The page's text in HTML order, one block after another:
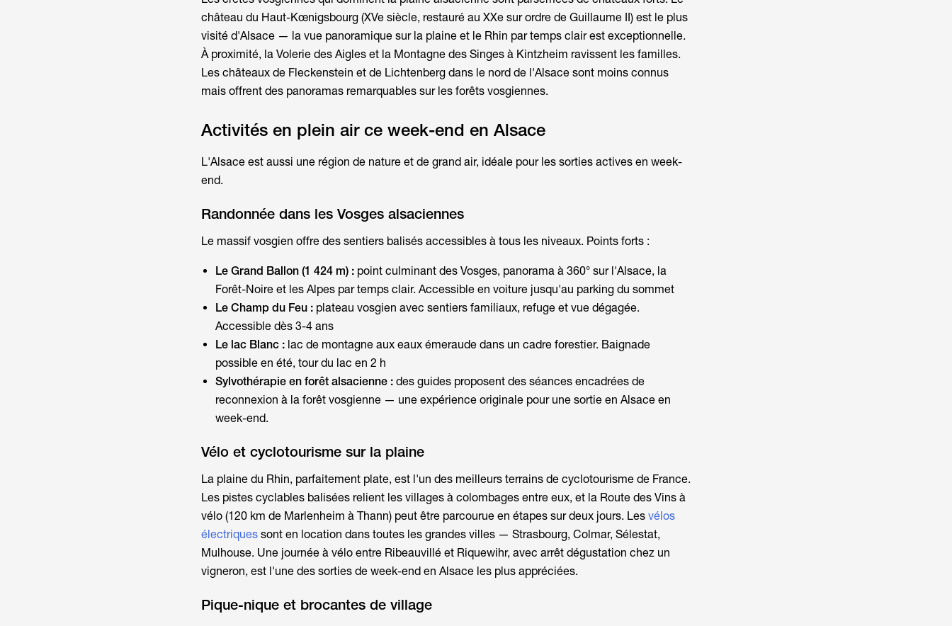
château du Haut-Kœnigsbourg (XVe siècle, restauré au XXe sur ordre de Guillaume II) est le plus
visité d'Alsace — la vue panoramique sur la plaine et le Rhin par temps clair est exceptionnelle.
À proximité, la Volerie des Aigles et la Montagne des Singes à Kintzheim ravissent les familles.
Les châteaux de Fleckenstein et de Lichtenberg dans le nord de l'Alsace sont moins connus
mais offrent des panoramas remarquables sur les forêts vosgiennes.
Activités en plein air ce week-end en Alsace
L'Alsace est aussi une région de nature et de grand air, idéale pour les sorties actives en week-
end.
Randonnée dans les Vosges alsaciennes
Le massif vosgien offre des sentiers balisés accessibles à tous les niveaux. Points forts :
Le Grand Ballon (1 424 m) : point culminant des Vosges, panorama à 360° sur l'Alsace, la
Forêt-Noire et les Alpes par temps clair. Accessible en voiture jusqu'au parking du sommet
Le Champ du Feu : plateau vosgien avec sentiers familiaux, refuge et vue dégagée.
Accessible dès 3-4 ans
Le lac Blanc : lac de montagne aux eaux émeraude dans un cadre forestier. Baignade
possible en été, tour du lac en 2 h
Sylvothérapie en forêt alsacienne : des guides proposent des séances encadrées de
reconnexion à la forêt vosgienne — une expérience originale pour une sortie en Alsace en
week-end.
Vélo et cyclotourisme sur la plaine
La plaine du Rhin, parfaitement plate, est l'un des meilleurs terrains de cyclotourisme de France.
Les pistes cyclables balisées relient les villages à colombages entre eux, et la Route des Vins à
vélo (120 km de Marlenheim à Thann) peut être parcourue en étapes sur deux jours. Les vélos
électriquessont en location dans toutes les grandes villes — Strasbourg, Colmar, Sélestat,
Mulhouse. Une journée à vélo entre Ribeauvillé et Riquewihr, avec arrêt dégustation chez un
vigneron, est l'une des sorties de week-end en Alsaceles plus appréciées.
Pique-nique et brocantes de village